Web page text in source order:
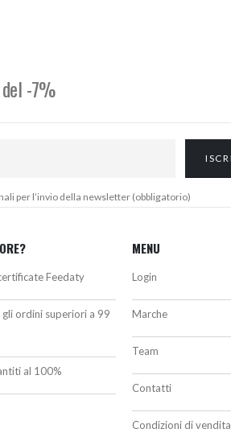
-7%
per l’invio della newsletter (obbligatorio)
Feedaty
ordini superiori a 99
al 100%
MENU
Login
Marche
Team
Contatti
Condizioni di vendita